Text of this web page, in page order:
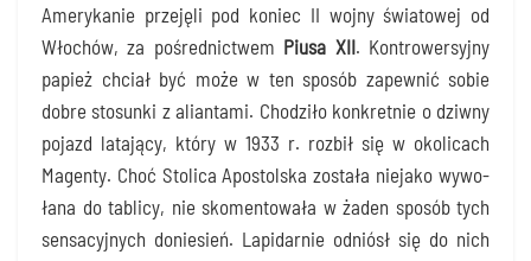
Ame­ry­ka­nie prze­ję­li pod koniec II woj­ny świa­to­wej od
Wło­chów, za pośred­nic­twem Piu­sa XII. Kon­tro­wer­syj­ny
papież chciał być może w ten spo­sób zapew­nić sobie
dobre sto­sun­ki z alian­ta­mi. Cho­dzi­ło kon­kret­nie o dziw­ny
pojazd lata­ją­cy, któ­ry w 1933 r. roz­bił się w oko­li­cach
Magen­ty. Choć Sto­li­ca Apo­stol­ska zosta­ła nie­ja­ko wywo­
ła­na do tabli­cy, nie sko­men­to­wa­ła w żaden spo­sób tych
sen­sa­cyj­nych donie­sień. Lapi­dar­nie odniósł się do nich